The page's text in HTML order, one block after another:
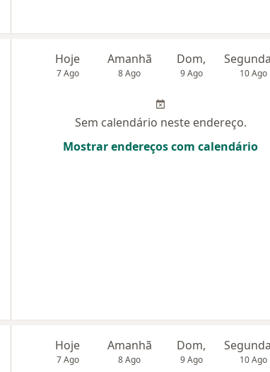
Hoje
7 Ago
Amanhã
8 Ago
Dom,
9 Ago 10 Ago
Sem calendário neste endereço.
Mostrar endereços com calendário
Hoje
7 Ago
Amanhã
8 Ago
Dom,
9 Ago 10 Ago